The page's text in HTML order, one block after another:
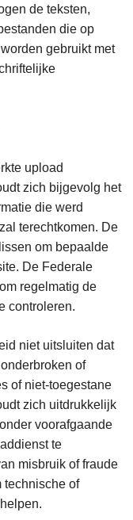
de teksten,
die op
gebruikt met
upload
zich bijgevolg het
die werd
terechtkomen. De
om bepaalde
De Federale
regelmatig de
controleren.
niet uitsluiten dat
of
of niet-toegestane
zich uitdrukkelijk
voorafgaande
te
misbruik of fraude
technische of